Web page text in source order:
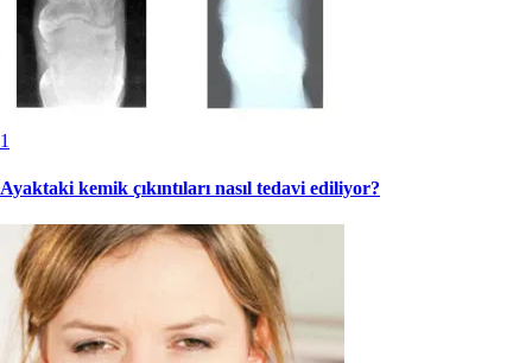
1
Ayaktaki kemik çıkıntıları nasıl tedavi ediliyor?